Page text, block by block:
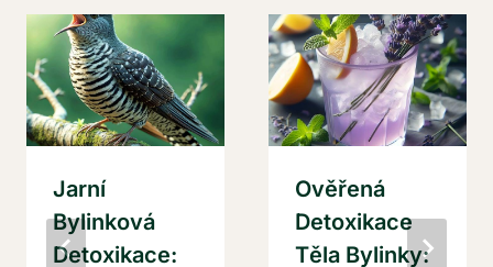
Jarní
Bylinková
Detoxikace:
Ověřená
Detoxikace
Těla Bylinky: